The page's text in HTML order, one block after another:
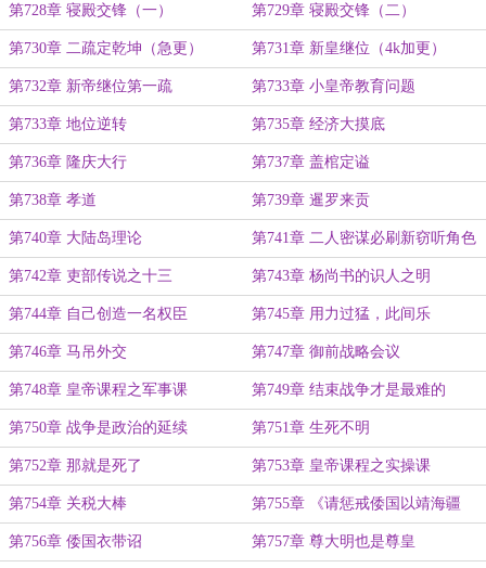
票）
第728章 寝殿交锋（一） 第729章 寝殿交锋（二）
第730章 二疏定乾坤（急更） 第731章 新皇继位（4k加更）
第732章 新帝继位第一疏 第733章 小皇帝教育问题
第733章 地位逆转 第735章 经济大摸底
第736章 隆庆大行 第737章 盖棺定谥
第738章 孝道 第739章 暹罗来贡
第740章 大陆岛理论 第741章 二人密谋必刷新窃听角色
（猜错标题了！）
第742章 吏部传说之十三 第743章 杨尚书的识人之明
第744章 自己创造一名权臣 第745章 用力过猛，此间乐
第746章 马吊外交 第747章 御前战略会议
第748章 皇帝课程之军事课 第749章 结束战争才是最难的
第750章 战争是政治的延续 第751章 生死不明
第752章 那就是死了 第753章 皇帝课程之实操课
第754章 关税大棒 第755章 《请惩戒倭国以靖海疆
疏》
第756章 倭国衣带诏 第757章 尊大明也是尊皇